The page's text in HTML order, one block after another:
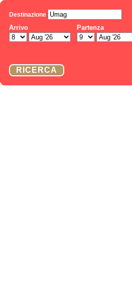
Destinazione
Arrivo Partenza
RICERCA